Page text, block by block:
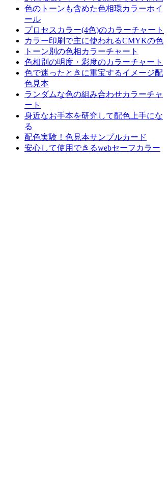
色のトーンも含めた色相環カラーホイ
ール
プロセスカラー(4色)のカラーチャート
カラー印刷で主に使われるCMYKの色
トーン別の色相カラーチャート
色相別の明度・彩度のカラーチャート
色で迷ったときに重宝するイメージ配
色見本
ランダムな色の組み合わせカラーチャ
ート
身近なお手本を研究して配色上手にな
る
配色実験！色見本サンプルカード
安心して使用できるwebセーフカラー